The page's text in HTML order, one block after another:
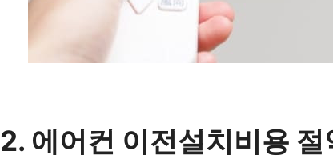
2. 에어컨 이전설치비용 절